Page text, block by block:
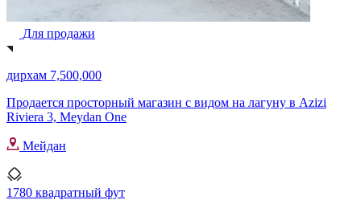
Для продажи
дирхам 7,500,000
Продается просторный магазин с видом на лагуну в Azizi
Riviera 3, Meydan One
Мейдан
1780 квадратный фут